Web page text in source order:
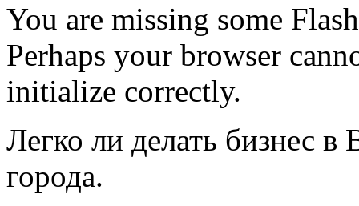
You are missing some
Perhaps your browser
initialize correctly.
Легко ли делать бизнес в
города.